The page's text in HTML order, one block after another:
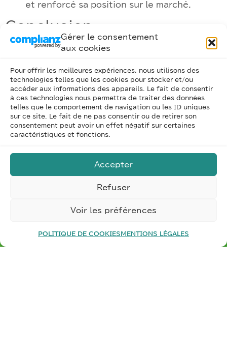
Gérer le consentement
aux cookies
Pour offrir les meilleures expériences, nous utilisons des
technologies telles que les cookies pour stocker et/ou
accéder aux informations des appareils. Le fait de consentir
à ces technologies nous permettra de traiter des données
telles que le comportement de navigation ou les ID uniques
sur ce site. Le fait de ne pas consentir ou de retirer son
consentement peut avoir un effet négatif sur certaines
caractéristiques et fonctions.
Accepter
Refuser
Voir les préférences
POLITIQUE DE COOKIESMENTIONS LÉGALES
et renforcé sa position sur le marché.
Conclusion
L’exemple d’AutoInnov illustre comment la
opérations dans l’industrie automobile. En
intégrant des technologies IoT, des systèmes
d’intelligence artificielle et des lignes de
production flexibles, l’entreprise est capable de
s’adapter rapidement aux besoins changeants
des clients tout en optimisant ses processus de
renforcer la compétitivité sur un marché
Besoin d’unaudit de votre entreprise